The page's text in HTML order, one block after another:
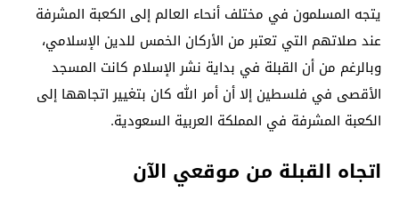
يتجه المسلمون في مختلف أنحاء العالم إلى الكعبة المشرفة
عند صلاتهم التي تعتبر من الأركان الخمس للدين الإسلامي،
وبالرغم من أن القبلة في بداية نشر الإسلام كانت المسجد
الأقصى في فلسطين إلا أن أمر الله كان بتغيير اتجاهها إلى
الكعبة المشرفة في المملكة العربية السعودية.
اتجاه القبلة من موقعي الآن